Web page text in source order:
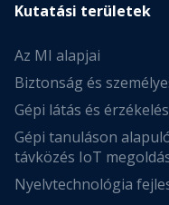
Kutatási területek
Az MI alapjai
Biztonság és
Gépi látás és érzékelés
Gépi tanuláson
távközés IoT
Nyelvtechnológia